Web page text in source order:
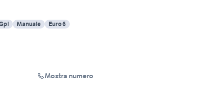
Manuale Euro 6
Mostra numero